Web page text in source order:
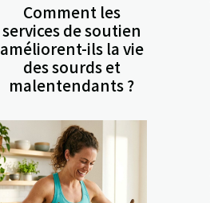
Comment les
services de soutien
améliorent-ils la vie
des sourds et
malentendants ?